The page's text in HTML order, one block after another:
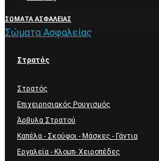
ΣΏΜΑΤΑ ΑΣΦΑΛΕΊΑΣ
Σώματα Ασφαλείας
Στρατός
Στρατός
Επιχειρησιακός Ρουχισμός
Άρβυλα Στρατού
Καπέλα - Σκούφοι - Μάσκες - Γάντια
Εργαλεία - Κλομπ- Χειροπέδες